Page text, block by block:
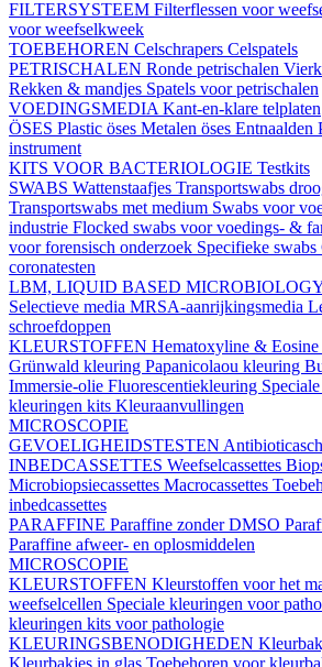
FILTERSYSTEEM Filterflessen voor
voor weefselkweek
TOEBEHOREN Celschrapers Celspatels
PETRISCHALEN Ronde petrischalen
Rekken & mandjes Spatels voor petrischalen
VOEDINGSMEDIA Kant-en-klare telplaten
ÖSES Plastic öses Metalen öses Entnaalden
instrument
KITS VOOR BACTERIOLOGIE Testkits
SWABS Wattenstaafjes Transportswabs
Transportswabs met medium Swabs voor
industrie Flocked swabs voor voedings- &
voor forensisch onderzoek Specifieke swabs
coronatesten
LBM, LIQUID BASED
Selectieve media MRSA-aanrijkingsmedia
schroefdoppen
KLEURSTOFFEN Hematoxyline &
Grünwald kleuring Papanicolaou kleuring
Immersie-olie Fluorescentiekleuring
kleuringen kits Kleuraanvullingen
MICROSCOPIE
GEVOELIGHEIDSTESTEN
INBEDCASSETTES Weefselcassettes
Microbiopsiecassettes Macrocassettes
inbedcassettes
PARAFFINE Paraffine zonder DMSO
Paraffine afweer- en oplosmiddelen
MICROSCOPIE
KLEURSTOFFEN Kleurstoffen voor het
weefselcellen Speciale kleuringen voor
kleuringen kits voor pathologie
KLEURINGSBENODIGHEDEN